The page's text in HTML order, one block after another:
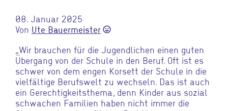
08. Januar 2025
Von Ute Bauermeister sentiment_very_satisfied
„Wir brauchen für die Jugendlichen einen guten
Übergang von der Schule in den Beruf. Oft ist es
schwer von dem engen Korsett der Schule in die
vielfältige Berufswelt zu wechseln. Das ist auch
ein Gerechtigkeitsthema, denn Kinder aus sozial
schwachen Familien haben nicht immer die